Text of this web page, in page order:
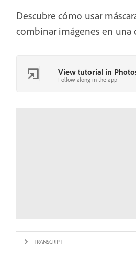
Descubre cómo usar
combinar imágenes en una
View tutorial in
Follow along in the app
TRANSCRIPT